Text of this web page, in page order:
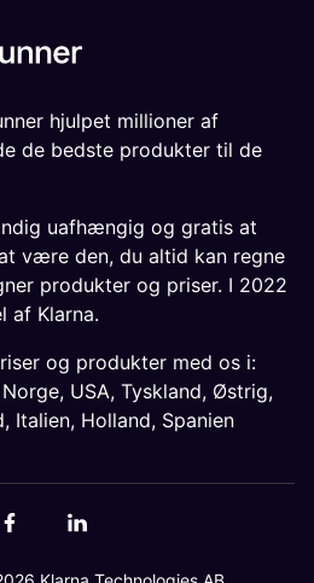
hjulpet millioner af
de bedste produkter til de
uafhængig og gratis at
være den, du altid kan regne
produkter og priser. I 2022
af Klarna.
og produkter med os i:
Norge, USA, Tyskland, Østrig,
, Italien, Holland, Spanien